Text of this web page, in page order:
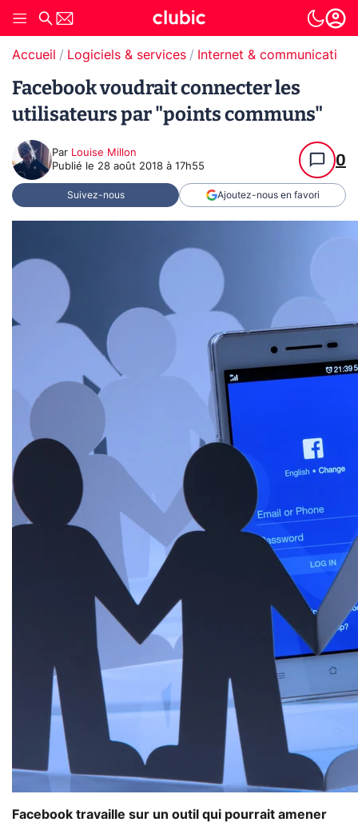
Accueil Logiciels & services Internet & communication
Facebook voudrait connecter les
utilisateurs par "points communs"
Par Louise Millon
Publié le 28 août 2018 à 17h55 0
Suivez-nous Ajoutez-nous en favori
Facebook travaille sur un outil qui pourrait amener